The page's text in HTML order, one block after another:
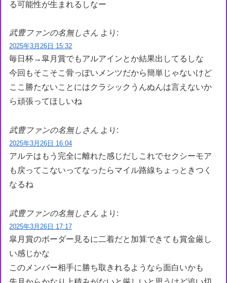
る可能性が生まれるしなー
武豊ファンの名無しさん より:
2025年3月26日 15:32
毎日杯→皐月賞でもアルアインとか結果出してるしな
今回もそこそこ骨っぽいメンツだから簡単じゃないけど
ここ勝たないことにはクラシックうんぬんは言えないか
ら頑張ってほしいね
武豊ファンの名無しさん より:
2025年3月26日 16:04
アルテはもう完全に離れた感じだしこれでセクシーモア
も戻ってこないってなったらマイル路線ちょっときつく
なるね
武豊ファンの名無しさん より:
2025年3月26日 17:17
皐月賞のボーダー見るに二着だと加算できても賞金厳し
い感じかな
このメンバー相手に勝ち取きれるようなら面白いかも